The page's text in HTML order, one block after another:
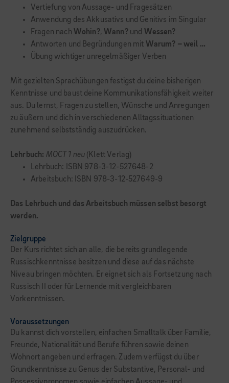
Vertiefung von Aussage- und Fragesätzen
Anwendung des Akkusativs und Genitivs im Singular
Fragen nach Wohin?, Wann?und Wessen?
Antworten und Begründungen mit Warum? – weil …
Übung wichtiger unregelmäßiger Verben
Mit gezielten Sprachübungen festigst du deine bisherigen
Kenntnisse und baust deine Kommunikationsfähigkeit weiter
aus. Du lernst, Fragen zu stellen, Wünsche und Anregungen
zu äußern und dich in verschiedenen Alltagssituationen
zunehmend selbstständig auszudrücken.
Lehrbuch: MOCT 1 neu (Klett Verlag)
Lehrbuch: ISBN 978-3-12-527648-2
Arbeitsbuch: ISBN 978-3-12-527649-9
Das Lehrbuch und das Arbeitsbuch müssen selbst besorgt
werden.
Zielgruppe
Der Kurs richtet sich an alle, die bereits grundlegende
Russischkenntnisse besitzen und diese auf das nächste
Niveau bringen möchten. Er eignet sich als Fortsetzung nach
Russisch II oder für Lernende mit vergleichbaren
Vorkenntnissen.
Voraussetzungen
Du kannst dich vorstellen, einfachen Smalltalk über Familie,
Freunde, Nationalität und Berufe führen sowie deinen
Wohnort angeben und erfragen. Zudem verfügst du über
Grundkenntnisse zu Genus der Substantive, Personal- und